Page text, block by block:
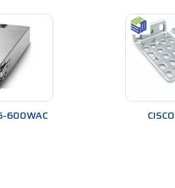
600WAC